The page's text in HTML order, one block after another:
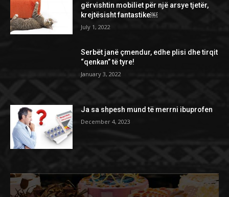
gërvishtin mobiliet për një arsye tjetër,
krejtësisht fantastike￼
July 1, 2022
Serbët janë çmendur, edhe plisi dhe tirqit
“qenkan” të tyre!
January 3, 2022
Ja sa shpesh mund të merrni ibuprofen
December 4, 2023